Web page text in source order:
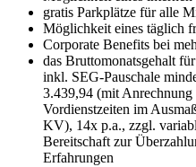
gratis Parkplätze für alle
Möglichkeit eines täglich
Corporate Benefits bei
das Bruttomonatsgehalt
inkl. SEG-Pauschale
3.439,94 (mit
Vordienstzeiten im
KV), 14x p.a., zzgl.
Bereitschaft zur
Erfahrungen